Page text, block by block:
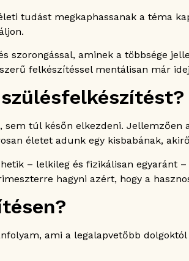
tudást megkaphassanak a téma
szorongással, aminek a többsége
felkészítéssel mentálisan már
túl későn elkezdeni.
életet adunk egy kisbabának,
– lelkileg és fizikálisan egyaránt
hagyni azért, hogy a
ami a legalapvetőbb